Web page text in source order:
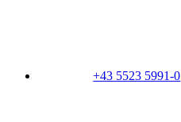
+43 5523 5991-0